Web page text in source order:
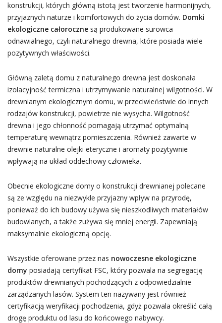
konstrukcji, których główną istotą jest tworzenie harmonijnych,
przyjaznych naturze i komfortowych do życia domów. Domki
ekologiczne całorocznesą produkowane surowca
odnawialnego, czyli naturalnego drewna, które posiada wiele
pozytywnych właściwości.
Główną zaletą domu z naturalnego drewna jest doskonała
izolacyjność termiczna i utrzymywanie naturalnej wilgotności. W
drewnianym ekologicznym domu, w przeciwieństwie do innych
rodzajów konstrukcji, powietrze nie wysycha. Wilgotność
drewna i jego chłonność pomagają utrzymać optymalną
temperaturę wewnątrz pomieszczenia. Również zawarte w
drewnie naturalne olejki eteryczne i aromaty pozytywnie
wpływają na układ oddechowy człowieka.
Obecnie ekologiczne domy o konstrukcji drewnianej polecane
są ze względu na niezwykle przyjazny wpływ na przyrodę,
ponieważ do ich budowy używa się nieszkodliwych materiałów
budowlanych, a także zużywa się mniej energii. Zapewniają
maksymalnie ekologiczną opcję.
Wszystkie oferowane przez nas nowoczesne ekologiczne
domy posiadają certyfikat FSC, który pozwala na segregację
produktów drewnianych pochodzących z odpowiedzialnie
zarządzanych lasów. System ten nazywany jest również
certyfikacją weryfikacji pochodzenia, gdyż pozwala określić całą
drogę produktu od lasu do końcowego nabywcy.